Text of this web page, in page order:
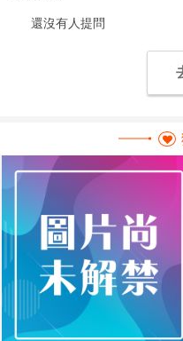
還沒有人提問